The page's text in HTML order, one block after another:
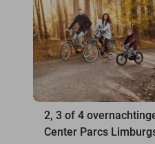
2, 3 of 4
Center Parcs